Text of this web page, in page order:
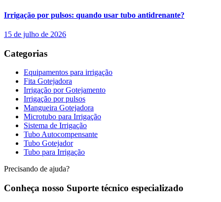
Irrigação por pulsos: quando usar tubo antidrenante?
15 de julho de 2026
Categorias
Equipamentos para irrigação
Fita Gotejadora
Irrigação por Gotejamento
Irrigação por pulsos
Mangueira Gotejadora
Microtubo para Irrigação
Sistema de Irrigação
Tubo Autocompensante
Tubo Gotejador
Tubo para Irrigação
Precisando de ajuda?
Conheça nosso Suporte técnico especializado